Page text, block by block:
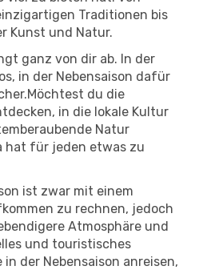
Traditionen bis
Kunst und Natur.
ganz von dir ab. In der
in der Nebensaison dafür
du die
in die lokale Kultur
Natur
hat für jeden etwas zu
ist zwar mit einem
zu rechnen, jedoch
Atmosphäre und
und touristisches
der Nebensaison anreisen,